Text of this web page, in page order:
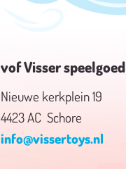
vof Visser speelgoed
Nieuwe kerkplein 19
4423 AC Schore
info@vissertoys.nl